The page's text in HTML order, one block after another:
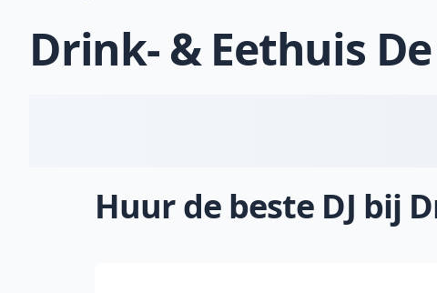
Drink- & Eethuis
Huur de beste DJ bij